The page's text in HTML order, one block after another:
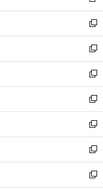
開
く
ウ
で
開
く
ン
ド
ウ
で
開
く
し
い
ウ
ィ
ン
ド
ウ
で
開
く
新
し
い
ウ
ィ
ン
ド
ウ
で
開
く
新
し
い
ウ
ィ
ン
ド
ウ
で
開
く
新
し
い
ウ
ィ
ン
ド
ウ
で
開
新
し
い
ウ
ィ
ン
ド
ウ
新
し
い
ウ
ィ
新
し
い
新